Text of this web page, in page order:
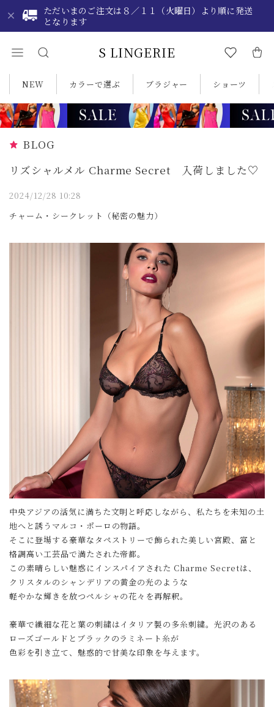
ただいまのご注文は８／１１（火曜日）より順に発送
となります
S LINGERIE
NEW カラーで選ぶ ブラジャー ショーツ
BLOG
リズシャルメル Charme Secret 入荷しました♡
2024/12/28 10:28
チャーム・シークレット（秘密の魅力）
中央アジアの活気に満ちた文明と呼応しながら、私たちを未知の土
地へと誘うマルコ・ポーロの物語。
そこに登場する豪華なタペストリーで飾られた美しい宮殿、富と
格調高い工芸品で満たされた帝都。
この素晴らしい魅惑にインスパイアされた Charme Secretは、
クリスタルのシャンデリアの黄金の光のような
軽やかな輝きを放つペルシャの花々を再解釈。
豪華で繊細な花と葉の刺繍はイタリア製の多糸刺繍。光沢のある
ローズゴールドとブラックのラミネート糸が
色彩を引き立て、魅惑的で甘美な印象を与えます。